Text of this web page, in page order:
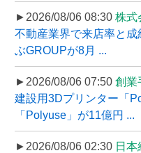
►2026/08/06 08:30 株式
不動産業界で来店率と
ぶGROUPが8月 ...
►2026/08/06 07:50 創業
建設用3Dプリンター「
「Polyuse」が11億円 ...
►2026/08/06 02:30 日本